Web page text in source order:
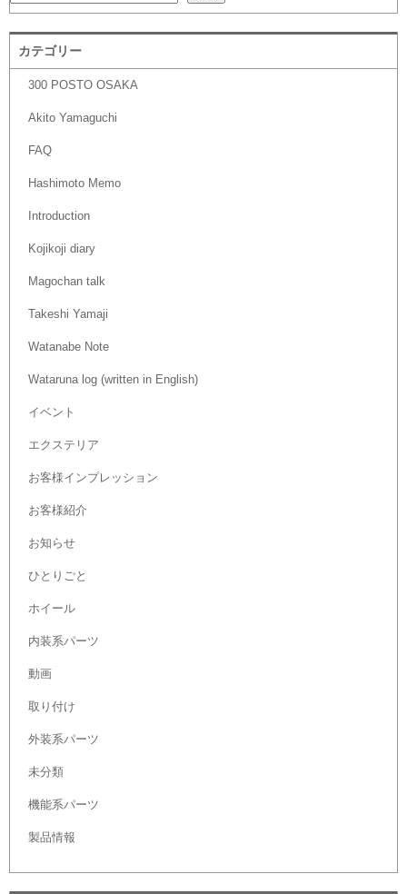
カテゴリー
300 POSTO OSAKA
Akito Yamaguchi
FAQ
Hashimoto Memo
Introduction
Kojikoji diary
Magochan talk
Takeshi Yamaji
Watanabe Note
Wataruna log (written in English)
イベント
エクステリア
お客様インプレッション
お客様紹介
お知らせ
ひとりごと
ホイール
内装系パーツ
動画
取り付け
外装系パーツ
未分類
機能系パーツ
製品情報